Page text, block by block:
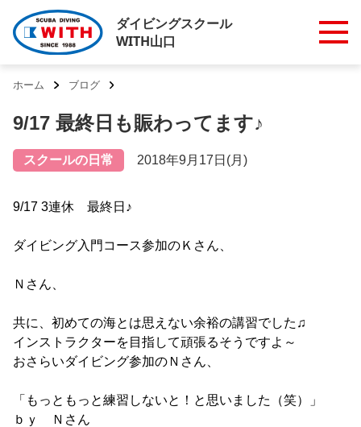
ダイビングスクール
WITH山口
ホーム ブログ
9/17 最終日も賑わってます♪
スクールの日常 2018年9月17日(月)
9/17 3連休 最終日♪
ダイビング入門コース参加のＫさん、
Ｎさん、
共に、初めての海とは思えない余裕の講習でした♫
インストラクターを目指して頑張るそうですよ～
おさらいダイビング参加のＮさん、
「もっともっと練習しないと！と思いました（笑）」
ｂｙ Ｎさん